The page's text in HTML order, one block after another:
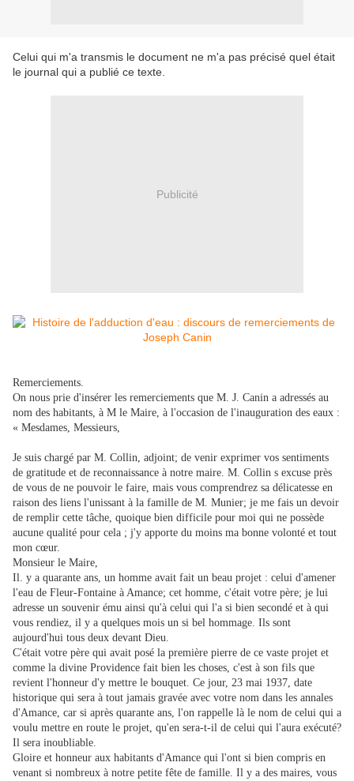
Celui qui m'a transmis le document ne m'a pas précisé quel était
le journal qui a publié ce texte.
Publicité
Remerciements.
On nous prie d'insérer les remerciements que M. J. Canin a adressés au
nom des habitants, à M le Maire, à l'occasion de l'inauguration des eaux :
« Mesdames, Messieurs,
Je suis chargé par M. Collin, adjoint; de venir exprimer vos sentiments
de gratitude et de reconnaissance à notre maire. M. Collin s excuse près
de vous de ne pouvoir le faire, mais vous comprendrez sa délicatesse en
raison des liens l'unissant à la famille de M. Munier; je me fais un devoir
de remplir cette tâche, quoique bien difficile pour moi qui ne possède
aucune qualité pour cela ; j'y apporte du moins ma bonne volonté et tout
mon cœur.
Monsieur le Maire,
Il. y a quarante ans, un homme avait fait un beau projet : celui d'amener
l'eau de Fleur-Fontaine à Amance; cet homme, c'était votre père; je lui
adresse un souvenir ému ainsi qu'à celui qui l'a si bien secondé et à qui
vous rendiez, il y a quelques mois un si bel hommage. Ils sont
aujourd'hui tous deux devant Dieu.
C'était votre père qui avait posé la première pierre de ce vaste projet et
comme la divine Providence fait bien les choses, c'est à son fils que
revient l'honneur d'y mettre le bouquet. Ce jour, 23 mai 1937, date
historique qui sera à tout jamais gravée avec votre nom dans les annales
d'Amance, car si après quarante ans, l'on rappelle là le nom de celui qui a
voulu mettre en route le projet, qu'en sera-t-il de celui qui l'aura exécuté?
Il sera inoubliable.
Gloire et honneur aux habitants d'Amance qui l'ont si bien compris en
venant si nombreux à notre petite fête de famille. Il y a des maires, vous